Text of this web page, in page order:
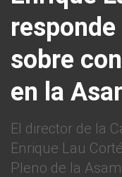
sobre
en la
El director de la
Enrique Lau
Pleno de la